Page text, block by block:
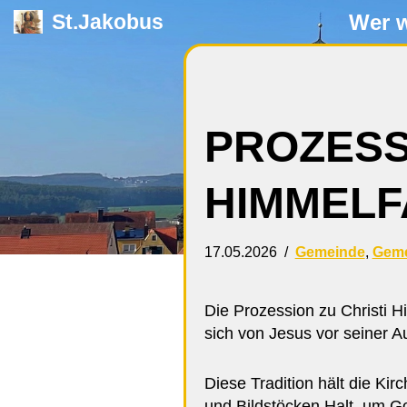
St.Jakobus Wer
17.05.2026 Gemeinde,
Die Prozession zu Christi
sich von Jesus vor seiner
Diese Tradition hält die